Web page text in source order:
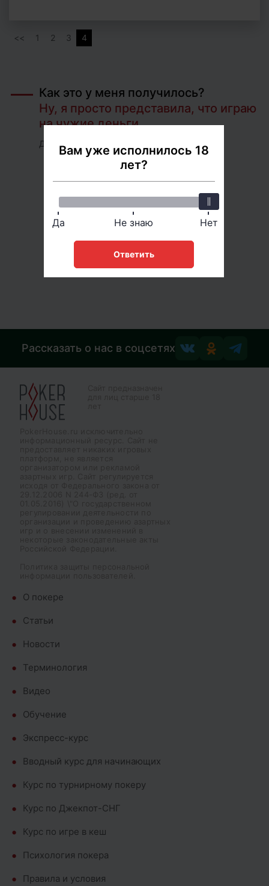
1 2 3 4
Как это у меня получилось?
Ну, я просто представила, что играю
на чужие деньги.
Джоди Фостер
Рассказать о нас в соцсетях
О покере
Cтатьи
Новости
Терминология
Видео
Обучение
Экспресс-курс
Вводный курс для начинающих
Курс по турнирному покеру
Курс по Джекпот-СНГ
Курс по игре в кеш
Психология покера
Правила и условия
Вам уже исполнилось 18
лет?
Нет
Не знаю
Да
Ответить